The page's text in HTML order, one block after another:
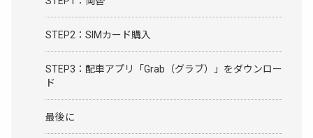
STEP2：SIMカード購入
STEP3：配車アプリ「Grab（グラブ）」をダウンロー
ド
最後に